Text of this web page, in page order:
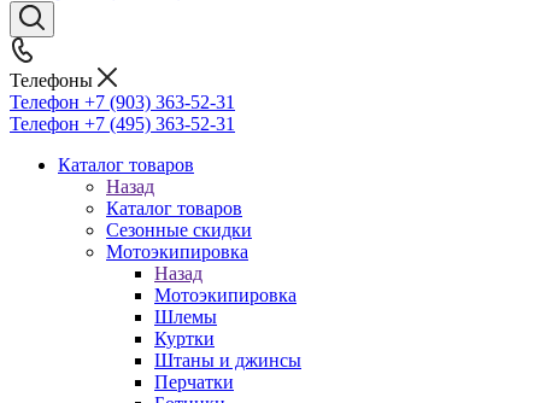
Телефоны
Телефон +7 (903) 363-52-31
Телефон +7 (495) 363-52-31
Каталог товаров
Назад
Каталог товаров
Сезонные скидки
Мотоэкипировка
Назад
Мотоэкипировка
Шлемы
Куртки
Штаны и джинсы
Перчатки